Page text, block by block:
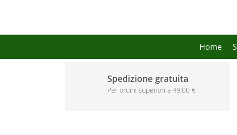
Home
Spedizione gratuita
Per ordini superiori a 49,00 €